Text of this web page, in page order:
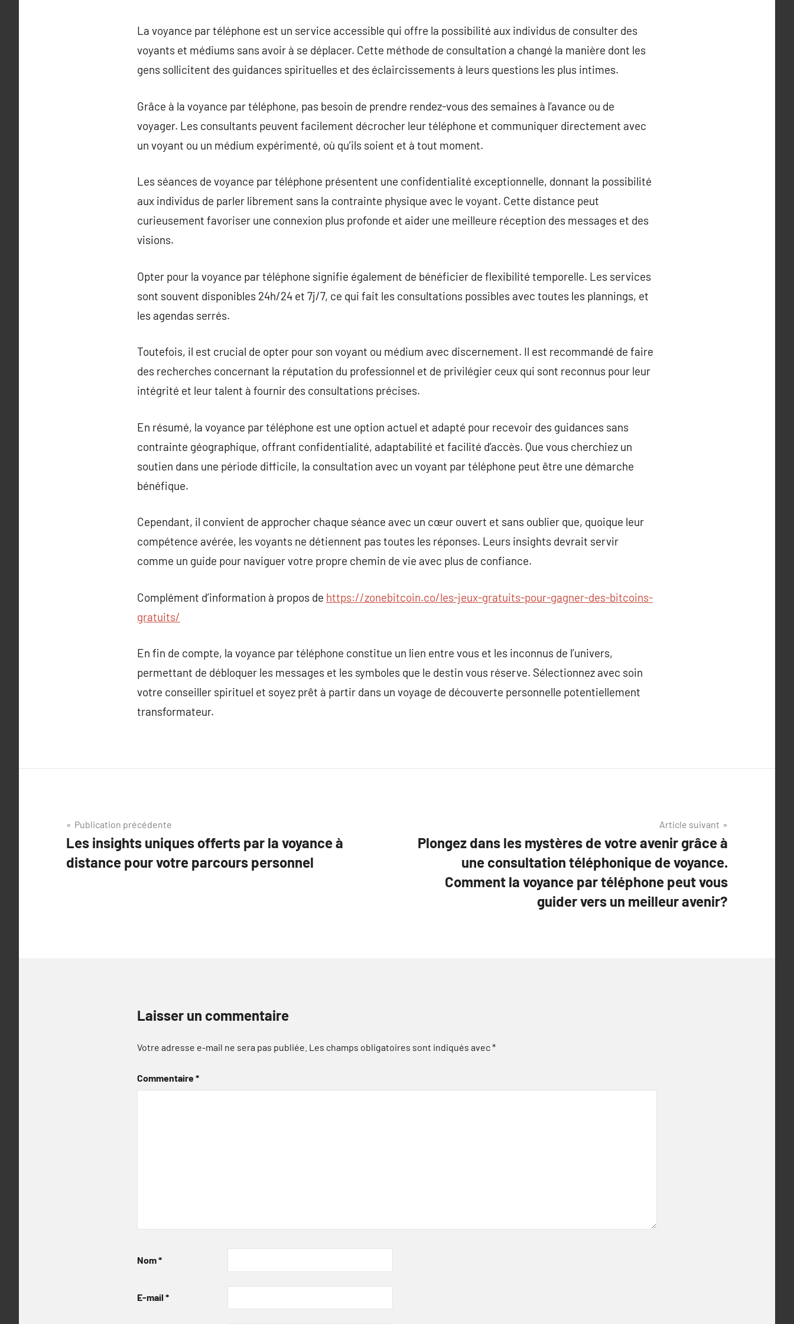
La voyance par téléphone est un service accessible qui offre la possibilité aux individus de consulter des
voyants et médiums sans avoir à se déplacer. Cette méthode de consultation a changé la manière dont les
gens sollicitent des guidances spirituelles et des éclaircissements à leurs questions les plus intimes.
Grâce à la voyance par téléphone, pas besoin de prendre rendez-vous des semaines à l’avance ou de
voyager. Les consultants peuvent facilement décrocher leur téléphone et communiquer directement avec
un voyant ou un médium expérimenté, où qu’ils soient et à tout moment.
Les séances de voyance par téléphone présentent une confidentialité exceptionnelle, donnant la possibilité
aux individus de parler librement sans la contrainte physique avec le voyant. Cette distance peut
curieusement favoriser une connexion plus profonde et aider une meilleure réception des messages et des
visions.
Opter pour la voyance par téléphone signifie également de bénéficier de flexibilité temporelle. Les services
sont souvent disponibles 24h/24 et 7j/7, ce qui fait les consultations possibles avec toutes les plannings, et
les agendas serrés.
Toutefois, il est crucial de opter pour son voyant ou médium avec discernement. Il est recommandé de faire
des recherches concernant la réputation du professionnel et de privilégier ceux qui sont reconnus pour leur
intégrité et leur talent à fournir des consultations précises.
En résumé, la voyance par téléphone est une option actuel et adapté pour recevoir des guidances sans
contrainte géographique, offrant confidentialité, adaptabilité et facilité d’accès. Que vous cherchiez un
soutien dans une période difficile, la consultation avec un voyant par téléphone peut être une démarche
bénéfique.
Cependant, il convient de approcher chaque séance avec un cœur ouvert et sans oublier que, quoique leur
compétence avérée, les voyants ne détiennent pas toutes les réponses. Leurs insights devrait servir
comme un guide pour naviguer votre propre chemin de vie avec plus de confiance.
Complément d’information à propos de https://zonebitcoin.co/les-jeux-gratuits-pour-gagner-des-bitcoins-
gratuits/
En fin de compte, la voyance par téléphone constitue un lien entre vous et les inconnus de l’univers,
permettant de débloquer les messages et les symboles que le destin vous réserve. Sélectionnez avec soin
votre conseiller spirituel et soyez prêt à partir dans un voyage de découverte personnelle potentiellement
transformateur.
Navigation
de
l’article
Publication précédente
Les insights uniques offerts par la voyance à
distance pour votre parcours personnel
Article suivant
Plongez dans les mystères de votre avenir grâce à
une consultation téléphonique de voyance.
Comment la voyance par téléphone peut vous
guider vers un meilleur avenir?
Laisser un commentaire
Votre adresse e-mail ne sera pas publiée. Les champs obligatoires sont indiqués avec*
Commentaire*
Nom*
E-mail *